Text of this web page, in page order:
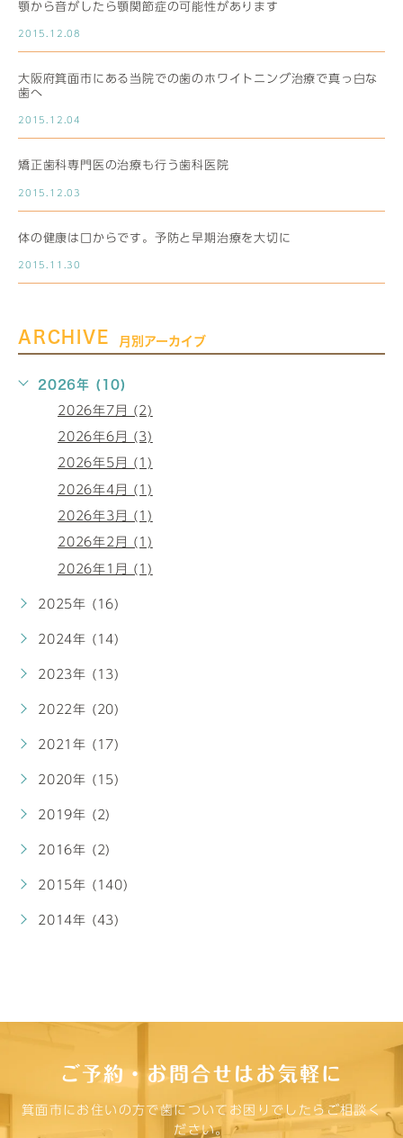
顎から音がしたら顎関節症の可能性があります
2015.12.08
大阪府箕面市にある当院での歯のホワイトニング治療で真っ白な
歯へ
2015.12.04
矯正歯科専門医の治療も行う歯科医院
2015.12.03
体の健康は口からです。予防と早期治療を大切に
2015.11.30
ARCHIVE 月別アーカイブ
2026年 (10)
2026年7月 (2)
2026年6月 (3)
2026年5月 (1)
2026年4月 (1)
2026年3月 (1)
2026年2月 (1)
2026年1月 (1)
2025年 (16)
2024年 (14)
2023年 (13)
2022年 (20)
2021年 (17)
2020年 (15)
2019年 (2)
2016年 (2)
2015年 (140)
2014年 (43)
ご予約・お問合せはお気軽に
箕面市にお住いの方で歯についてお困りでしたらご相談く
ださい。